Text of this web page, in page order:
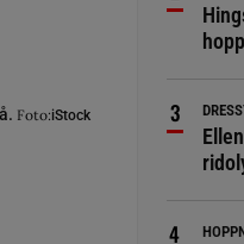
Foto:iStock